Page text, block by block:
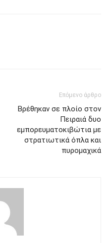
Επόμενο άρθρο
Βρέθηκαν σε πλοίο στον
Πειραιά δυο
εμπορευματοκιβώτια με
στρατιωτικά όπλα και
πυρομαχικά